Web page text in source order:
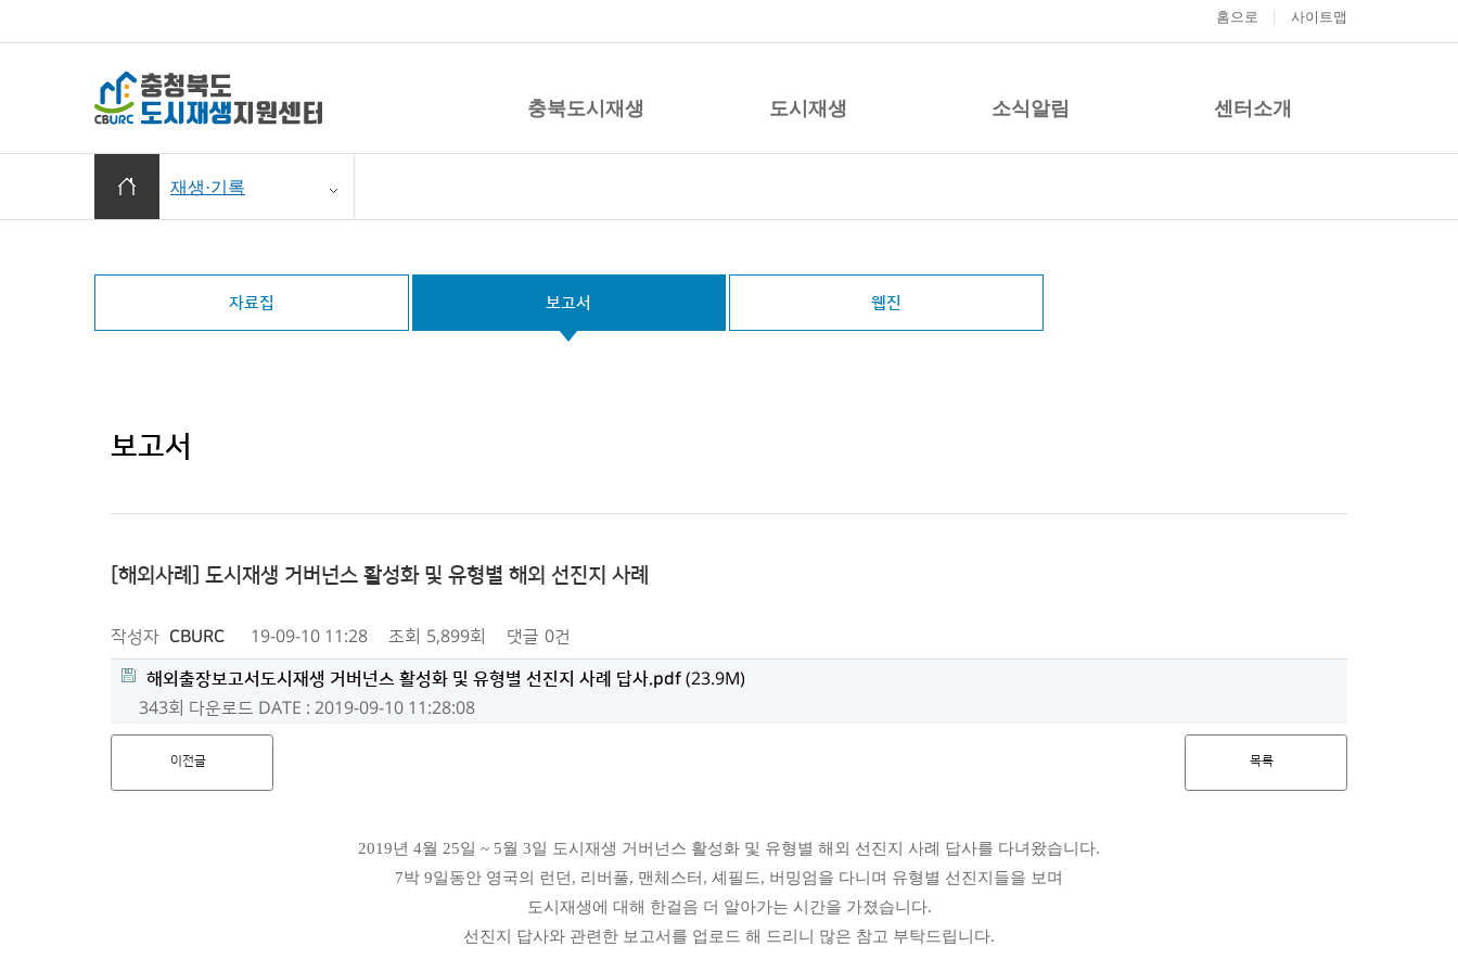
홈으로 사이트맵
충북도시재생 도시재생 소식알림 센터소개
홈으로 이동
재생·기록
자료집 보고서 웹진
보고서
[해외사례] 도시재생 거버넌스 활성화 및 유형별 해외 선진지 사례
작성자 CBURC 19-09-10 11:28 조회 5,899회 댓글 0건
해외출장보고서도시재생 거버넌스 활성화 및 유형별 선진지 사례 답사.pdf (23.9M)
343회 다운로드 DATE : 2019-09-10 11:28:08
이전글 목록
2019년 4월 25일 ~ 5월 3일 도시재생 거버넌스 활성화 및 유형별 해외 선진지 사례 답사를 다녀왔습니다.
7박 9일동안 영국의 런던, 리버풀, 맨체스터, 셰필드, 버밍엄을 다니며 유형별 선진지들을 보며
도시재생에 대해 한걸음 더 알아가는 시간을 가졌습니다.
선진지 답사와 관련한 보고서를 업로드 해 드리니 많은 참고 부탁드립니다.